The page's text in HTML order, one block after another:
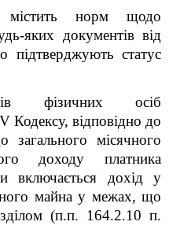
норм щодо
яких документів від
підтверджують статус
фізичних осіб
Кодексу, відповідно до
місячного
доходу платника
включається дохід у
майна у межах, що
(п.п. 164.2.10 п.